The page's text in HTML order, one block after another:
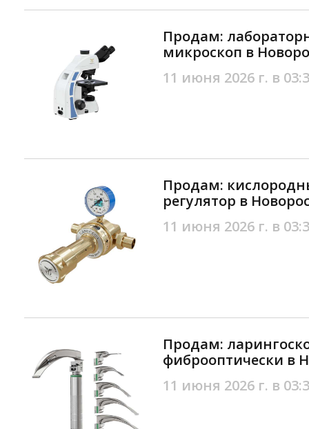
Продам:
микроскоп в
11 июня 2026 г. в
Продам:
регулятор в
11 июня 2026 г. в
Продам:
фиброоптически в
11 июня 2026 г. в